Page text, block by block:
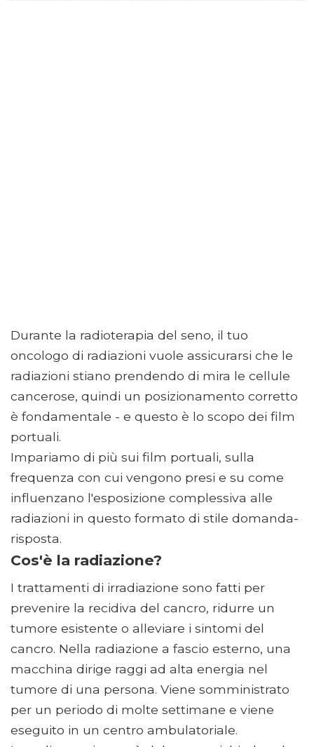
Durante la radioterapia del seno, il tuo
oncologo di radiazioni vuole assicurarsi che le
radiazioni stiano prendendo di mira le cellule
cancerose, quindi un posizionamento corretto
è fondamentale - e questo è lo scopo dei film
portuali.
Impariamo di più sui film portuali, sulla
frequenza con cui vengono presi e su come
influenzano l'esposizione complessiva alle
radiazioni in questo formato di stile domanda-
risposta.
Cos'è la radiazione?
I trattamenti di irradiazione sono fatti per
prevenire la recidiva del cancro, ridurre un
tumore esistente o alleviare i sintomi del
cancro. Nella radiazione a fascio esterno, una
macchina dirige raggi ad alta energia nel
tumore di una persona. Viene somministrato
per un periodo di molte settimane e viene
eseguito in un centro ambulatoriale.